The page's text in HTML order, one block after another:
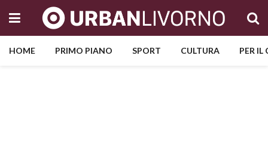
HOME PRIMO PIANO SPORT CULTURA PER